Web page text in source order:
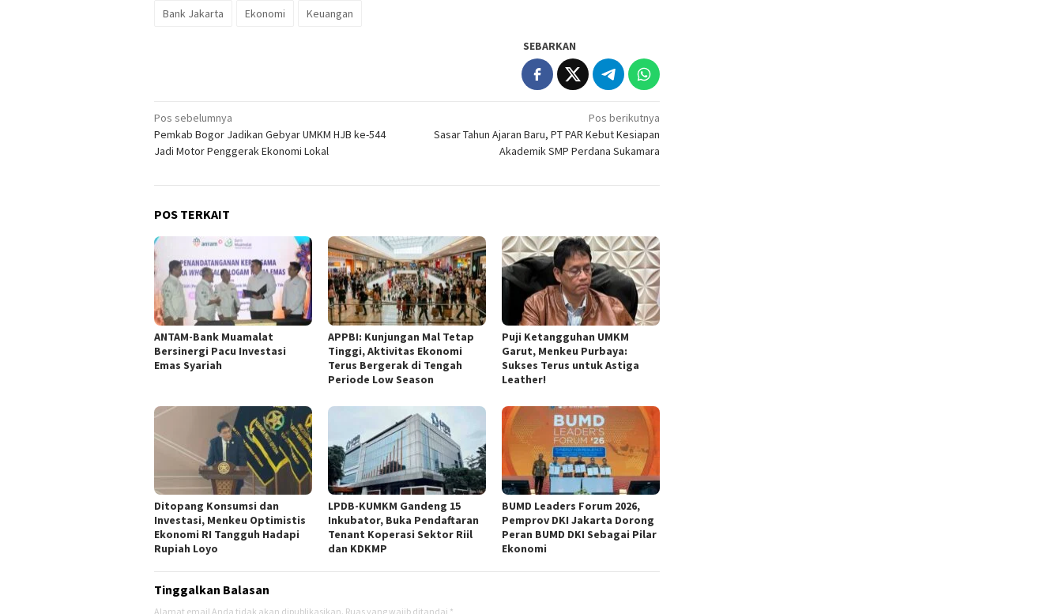
Bank Jakarta Ekonomi Keuangan
SEBARKAN
Navigasi
pos
Pos sebelumnya
Pemkab Bogor Jadikan Gebyar UMKM HJB ke-544
Jadi Motor Penggerak Ekonomi Lokal
Pos berikutnya
Sasar Tahun Ajaran Baru, PT PAR Kebut Kesiapan
Akademik SMP Perdana Sukamara
POS TERKAIT
ANTAM-Bank Muamalat
Bersinergi Pacu Investasi
Emas Syariah
APPBI: Kunjungan Mal Tetap
Tinggi, Aktivitas Ekonomi
Terus Bergerak di Tengah
Periode Low Season
Puji Ketangguhan UMKM
Garut, Menkeu Purbaya:
Sukses Terus untuk Astiga
Leather!
Ditopang Konsumsi dan
Investasi, Menkeu Optimistis
Ekonomi RI Tangguh Hadapi
Rupiah Loyo
LPDB-KUMKM Gandeng 15
Inkubator, Buka Pendaftaran
Tenant Koperasi Sektor Riil
dan KDKMP
BUMD Leaders Forum 2026,
Pemprov DKI Jakarta Dorong
Peran BUMD DKI Sebagai Pilar
Ekonomi
Tinggalkan Balasan
Alamat email Anda tidak akan dipublikasikan. Ruas yang wajib ditandai *